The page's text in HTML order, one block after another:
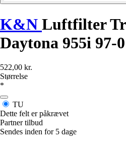
K&N Luftfilter
Daytona 955i 97-
522,00 kr.
Størrelse
*
TU
Dette felt er påkrævet
Partner tilbud
Sendes inden for 5 dage